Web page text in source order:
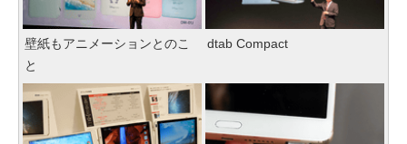
壁紙もアニメーションとのこ
と
dtab Compact